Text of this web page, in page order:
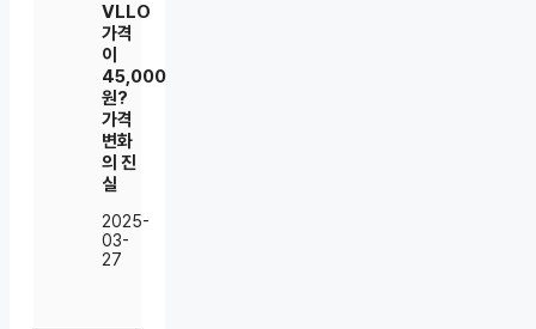
VLLO
가격
이
45,000
원?
가격
변화
의 진
실
2025-
03-
27